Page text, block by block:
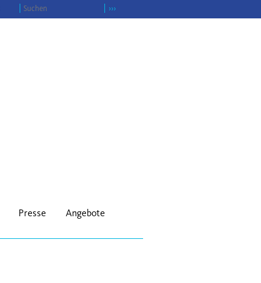
›››
Presse Angebote